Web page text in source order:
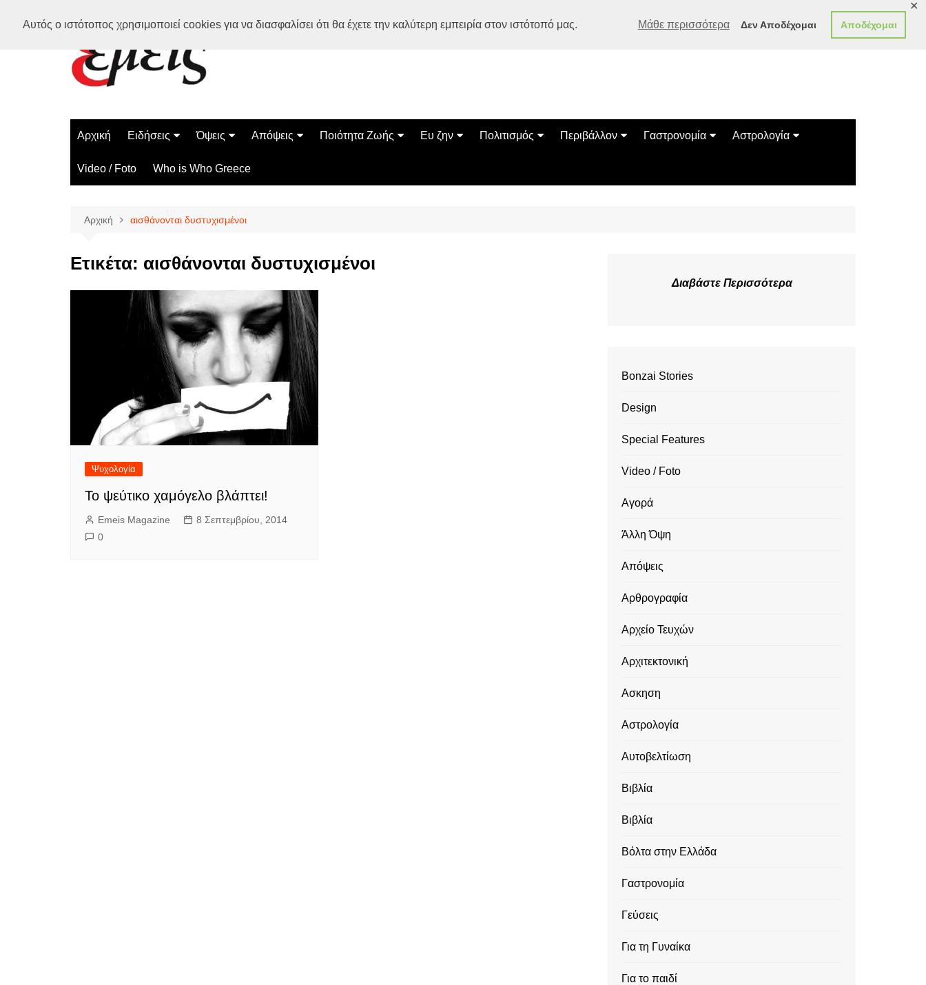
Αυτός ο ιστότοπος χρησιμοποιεί cookies για να διασφαλίσει ότι θα έχετε την καλύτερη εμπειρία στον ιστότοπό μας. Μάθε περισσότερα Δεν Αποδέχομαι Αποδέχομαι
✕
Αρχική Ειδήσεις
Ελλάδα
Διεθνή
Όψεις
Διάστημα
Επιστήμη
Απόψεις
Αρθρογραφία
Ποιότητα Ζωής
Ασκηση
Ευ ζην
Αυτοβελτίωση
Πολιτισμός
Εκδηλώσεις
Περιβάλλον
Οικολογία
Γαστρονομία
Συνταγές
Αστρολογία
Κινέζικο Ωροσκόπιο
Video / Foto Who is Who Greece
Αρχική αισθάνονται δυστυχισμένοι
Ετικέτα: αισθάνονται δυστυχισμένοι
Ψυχολογία
Το ψεύτικο χαμόγελο βλάπτει!
Emeis Magazine
8 Σεπτεμβρίου, 2014
0
Διαβάστε Περισσότερα
Bonzai Stories
Design
Special Features
Video / Foto
Αγορά
Άλλη Όψη
Απόψεις
Αρθρογραφία
Αρχείο Τευχών
Αρχιτεκτονική
Ασκηση
Αστρολογία
Αυτοβελτίωση
Βιβλία
Βιβλία
Βόλτα στην Ελλάδα
Γαστρονομία
Γεύσεις
Για τη Γυναίκα
Για το παιδί